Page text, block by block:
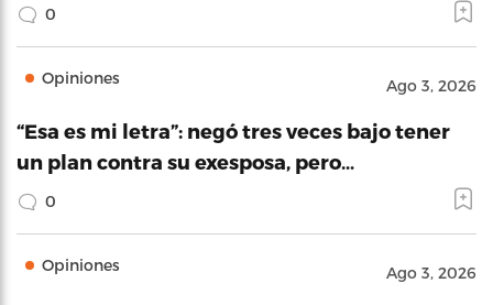
0
Opiniones Ago 3, 2026
“Esa es mi letra”: negó tres veces bajo tener
un plan contra su exesposa, pero…
0
Opiniones Ago 3, 2026